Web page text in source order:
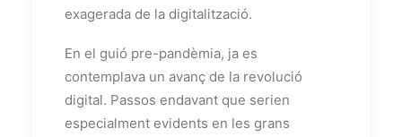
exagerada de la digitalització.
En el guió pre-pandèmia, ja es
contemplava un avanç de la revolució
digital. Passos endavant que serien
especialment evidents en les grans